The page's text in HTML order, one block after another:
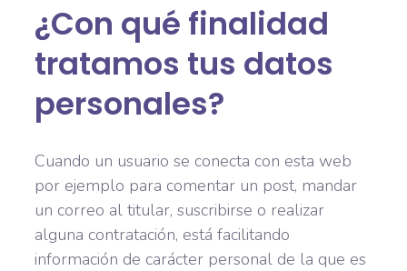
¿Con qué finalidad
tratamos tus datos
personales?
Cuando un usuario se conecta con esta web
por ejemplo para comentar un post, mandar
un correo al titular, suscribirse o realizar
alguna contratación, está facilitando
información de carácter personal de la que es